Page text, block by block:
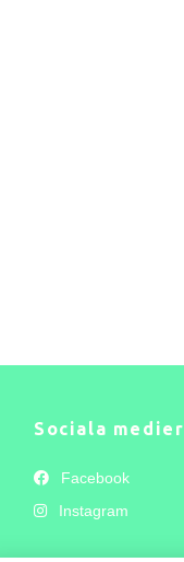
Sociala medier
Facebook
Instagram